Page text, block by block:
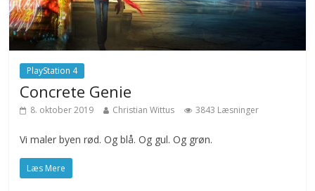
PlayStation 4
Concrete Genie
8. oktober 2019 Christian Wittus 3843 Læsninger
Vi maler byen rød. Og blå. Og gul. Og grøn.
Læs Mere